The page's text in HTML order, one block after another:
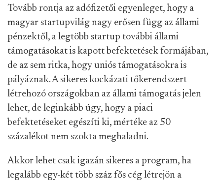
Tovább rontja az adófizetői egyenleget, hogy a
magyar startupvilág nagy erősen függ az állami
pénzektől, a legtöbb startup további állami
támogatásokat is kapott befektetések formájában,
de az sem ritka, hogy uniós támogatásokra is
pályáznak. A sikeres kockázati tőkerendszert
létrehozó országokban az állami támogatás jelen
lehet, de leginkább úgy, hogy a piaci
befektetéseket egészíti ki, mértéke az 50
százalékot nem szokta meghaladni.
Akkor lehet csak igazán sikeres a program, ha
legalább egy-két több száz fős cég létrejön a